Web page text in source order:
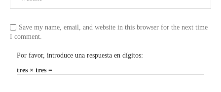
Save my name, email, and website in this browser for the next time
I comment.
Por favor, introduce una respuesta en dígitos:
tres × tres =